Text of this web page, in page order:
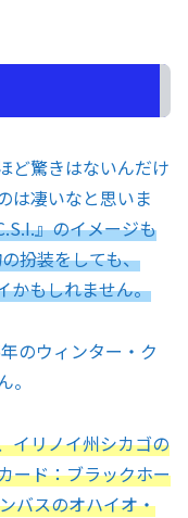
ど驚きはないんだけ
は凄いなと思いま
』のイメージも
扮装をしても、
かもしれません。
のウィンター・ク
イリノイ州シカゴの
ード：ブラックホー
バスのオハイオ・